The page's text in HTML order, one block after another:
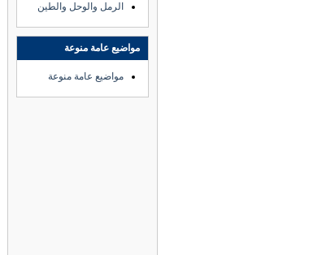
الرمل والوحل والطين
مواضيع عامة منوعة
مواضيع عامة منوعة